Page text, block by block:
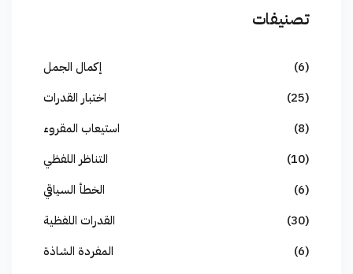
تصنيفات
إكمال الجمل
(6)
اختبار القدرات
(25)
استيعاب المقروء
(8)
التناظر اللفظي
(10)
الخطأ السياقي
(6)
القدرات اللفظية
(30)
المفردة الشاذة
(6)